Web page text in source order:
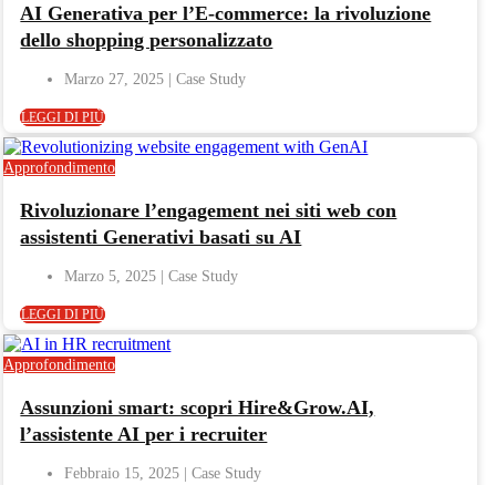
AI Generativa per l’E-commerce: la rivoluzione
dello shopping personalizzato
Marzo 27, 2025
LEGGI DI PIÙ
Approfondimento
Rivoluzionare l’engagement nei siti web con
assistenti Generativi basati su AI
Marzo 5, 2025
LEGGI DI PIÙ
Approfondimento
Assunzioni smart: scopri Hire&Grow.AI,
l’assistente AI per i recruiter
Febbraio 15, 2025